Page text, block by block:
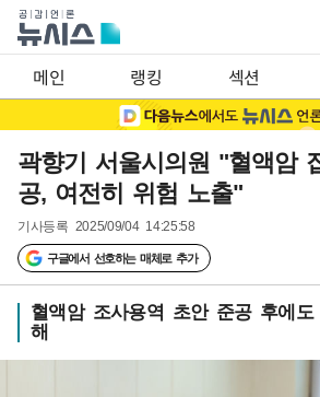
메인 랭킹 섹션
곽향기 서울시의원 "혈액암
공, 여전히 위험 노출"
기사등록 2025/09/04 14:25:58
구글에서 선호하는 매체로 추가
혈액암 조사용역 초안 준공 후에
해